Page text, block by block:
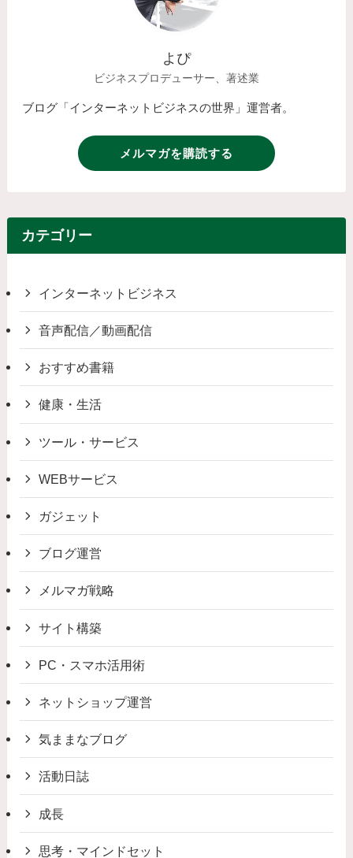
よぴ
ビジネスプロデューサー、著述業
ブログ「インターネットビジネスの世界」運営者。
メルマガを購読する
カテゴリー
インターネットビジネス
音声配信／動画配信
おすすめ書籍
健康・生活
ツール・サービス
WEBサービス
ガジェット
ブログ運営
メルマガ戦略
サイト構築
PC・スマホ活用術
ネットショップ運営
気ままなブログ
活動日誌
成長
思考・マインドセット